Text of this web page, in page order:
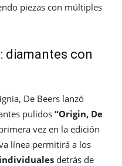
piezas con múltiples
diamantes con
De Beers lanzó
pulidos “Origin, De
vez en la edición
línea permitirá a los
detrás de